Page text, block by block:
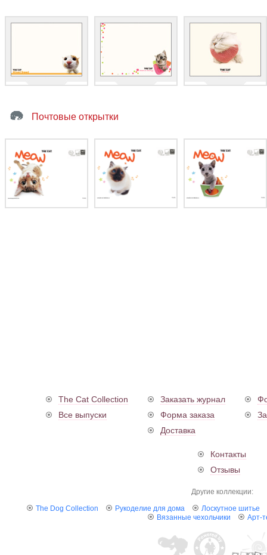
Почтовые открытки
The Cat Collection
Все выпуски
Заказать журнал
Форма заказа
Доставка
Контакты
Отзывы
Другие коллекции:
The Dog Collection
Рукоделие для дома
Лоскутное шитье
Вязанные чехольчики
Арт-